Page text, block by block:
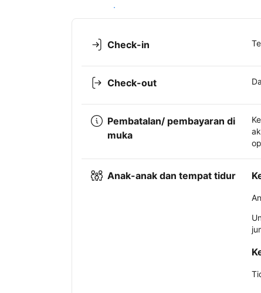
Lihat ketersediaan
Check-in
Check-out
Pembatalan/ pembayaran di
muka
Anak-anak dan tempat tidur